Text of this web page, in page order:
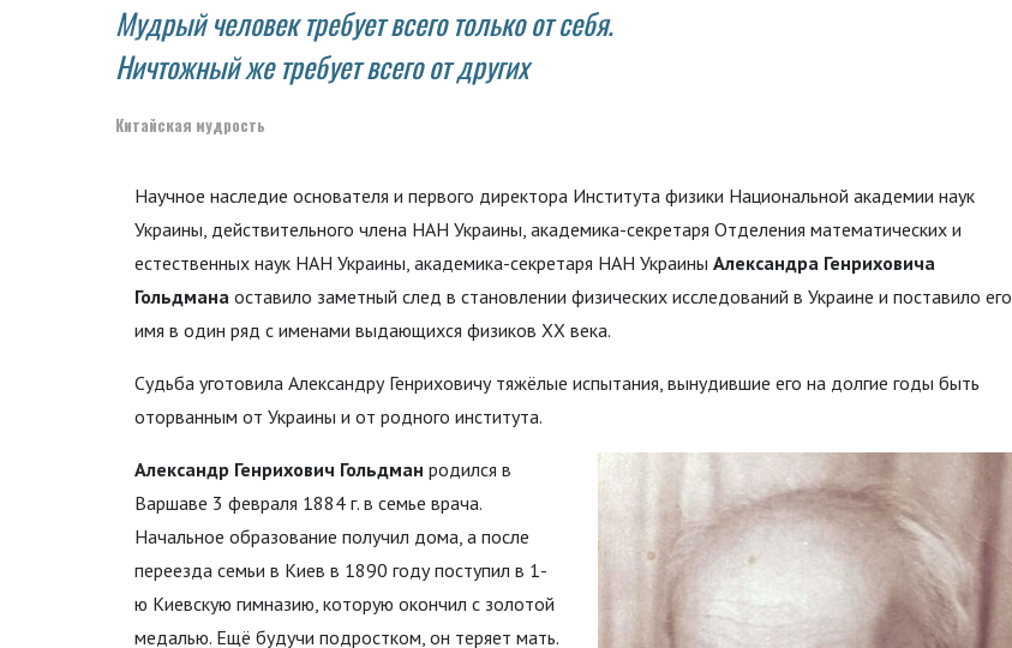
Мудрый человек требует всего только от себя.
Ничтожный же требует всего от других
Китайская мудрость
Научное наследие основателя и первого директора Института физики Национальной академии наук
Украины, действительного члена НАН Украины, академика-секретаря Отделения математических и
естественных наук НАН Украины, академика-секретаря НАН Украины Александра Генриховича
Гольдмана оставило заметный след в становлении физических исследований в Украине и поставило его
имя в один ряд с именами выдающихся физиков ХХ века.
Судьба уготовила Александру Генриховичу тяжёлые испытания, вынудившие его на долгие годы быть
оторванным от Украины и от родного института.
Александр Генрихович Гольдман родился в
Варшаве 3 февраля 1884 г. в семье врача.
Начальное образование получил дома, а после
переезда семьи в Киев в 1890 году поступил в 1-
ю Киевскую гимназию, которую окончил с золотой
медалью. Ещё будучи подростком, он теряет мать.